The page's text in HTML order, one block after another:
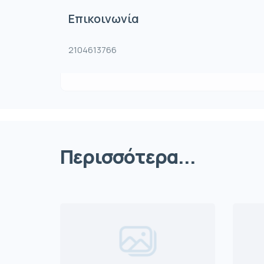
Επικοινωνία
2104613766
Περισσότερα...